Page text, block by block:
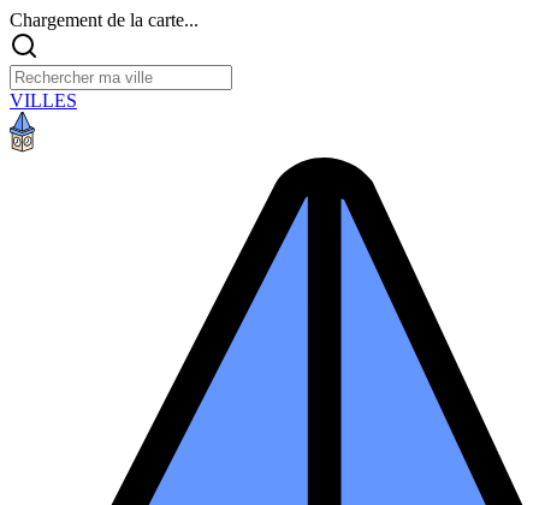
Chargement de la carte...
VILLES